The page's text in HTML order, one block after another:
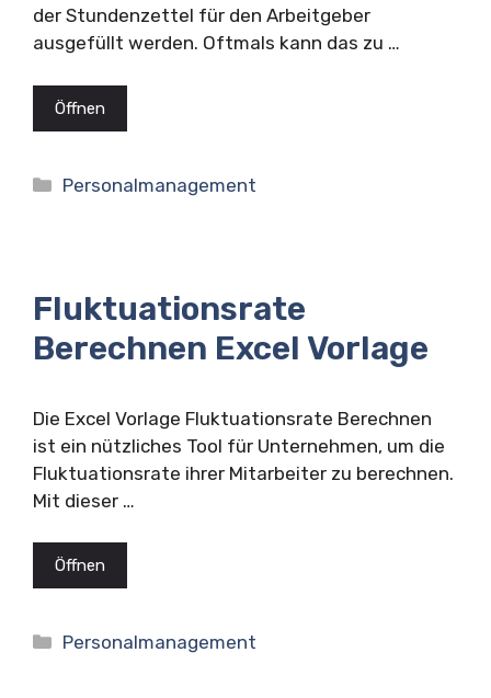
der Stundenzettel für den Arbeitgeber
ausgefüllt werden. Oftmals kann das zu …
Öffnen
Kategorien
Personalmanagement
Fluktuationsrate
Berechnen Excel Vorlage
Die Excel Vorlage Fluktuationsrate Berechnen
ist ein nützliches Tool für Unternehmen, um die
Fluktuationsrate ihrer Mitarbeiter zu berechnen.
Mit dieser …
Öffnen
Kategorien
Personalmanagement